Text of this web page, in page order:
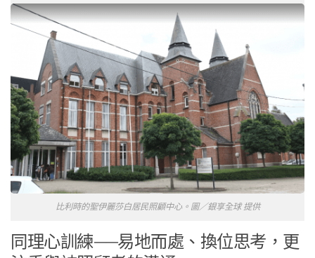
比利時的聖伊麗莎白居民照顧中心。圖／銀享全球 提供
同理心訓練──易地而處、換位思考，更